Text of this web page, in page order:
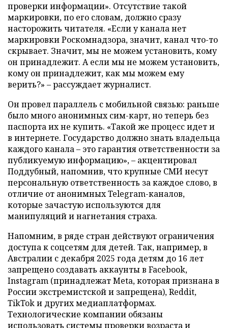
проверки информации». Отсутствие такой
маркировки, по его словам, должно сразу
насторожить читателя. «Если у канала нет
маркировки Роскомнадзора, значит, канал что-то
скрывает. Значит, мы не можем установить, кому
он принадлежит. А если мы не можем установить,
кому он принадлежит, как мы можем ему
верить?» – рассуждает журналист.
Он провел параллель с мобильной связью: раньше
было много анонимных сим-карт, но теперь без
паспорта их не купить. «Такой же процесс идет и
в интернете. Государство должно знать владельца
каждого канала – это гарантия ответственности за
публикуемую информацию», – акцентировал
Поддубный, напомнив, что крупные СМИ несут
персональную ответственность за каждое слово, в
отличие от анонимных Telegram-каналов,
которые зачастую используются для
манипуляций и нагнетания страха.
Напомним, в ряде стран действуют ограничения
доступа к соцсетям для детей. Так, например, в
Австралии с декабря 2025 года детям до 16 лет
запрещено создавать аккаунты в Facebook,
Instagram (принадлежат Meta, которая признана в
России экстремистской и запрещена), Reddit,
TikTok и других медиаплатформах.
Технологические компании обязаны
использовать системы проверки возраста и